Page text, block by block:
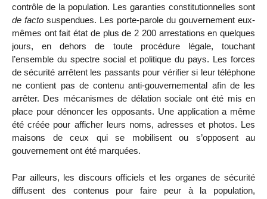
contrôle de la population. Les garanties constitutionnelles sont
de facto suspendues. Les porte-parole du gouvernement eux-
mêmes ont fait état de plus de 2 200 arrestations en quelques
jours, en dehors de toute procédure légale, touchant
l’ensemble du spectre social et politique du pays. Les forces
de sécurité arrêtent les passants pour vérifier si leur téléphone
ne contient pas de contenu anti-gouvernemental afin de les
arrêter. Des mécanismes de délation sociale ont été mis en
place pour dénoncer les opposants. Une application a même
été créée pour afficher leurs noms, adresses et photos. Les
maisons de ceux qui se mobilisent ou s’opposent au
gouvernement ont été marquées.
Par ailleurs, les discours officiels et les organes de sécurité
diffusent des contenus pour faire peur à la population,